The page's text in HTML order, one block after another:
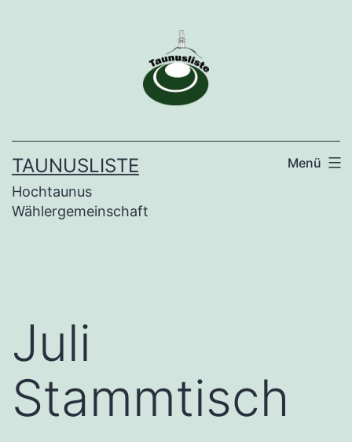
TAUNUSLISTE
Hochtaunus
Wählergemeinschaft
Menü
Juli
Stammtisch